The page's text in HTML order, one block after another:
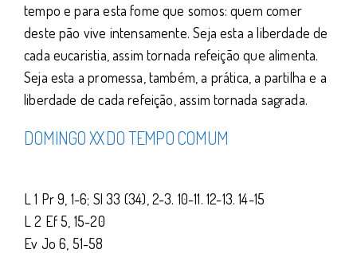
tempo e para esta fome que somos: quem comer
deste pão vive intensamente. Seja esta a liberdade de
cada eucaristia, assim tornada refeição que alimenta.
Seja esta a promessa, também, a prática, a partilha e a
liberdade de cada refeição, assim tornada sagrada.
DOMINGO XX DO TEMPO COMUM
L 1 Pr 9, 1-6; Sl 33 (34), 2-3. 10-11. 12-13. 14-15
L 2 Ef 5, 15-20
Ev Jo 6, 51-58